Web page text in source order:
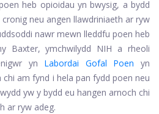
heb opioidau yn bwysig, a bydd
neu angen llawdriniaeth ar ryw
nawr mewn lleddfu poen heb
Baxter, ymchwilydd NIH a rheoli
yn
Labordai Gofal Poen
yn
chi am fynd i hela pan fydd poen neu
yw y bydd eu hangen arnoch chi
ar ryw adeg.